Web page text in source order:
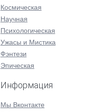
Космическая
Научная
Психологическая
Ужасы и Мистика
Фэнтези
Эпическая
Информация
Мы Вконтакте